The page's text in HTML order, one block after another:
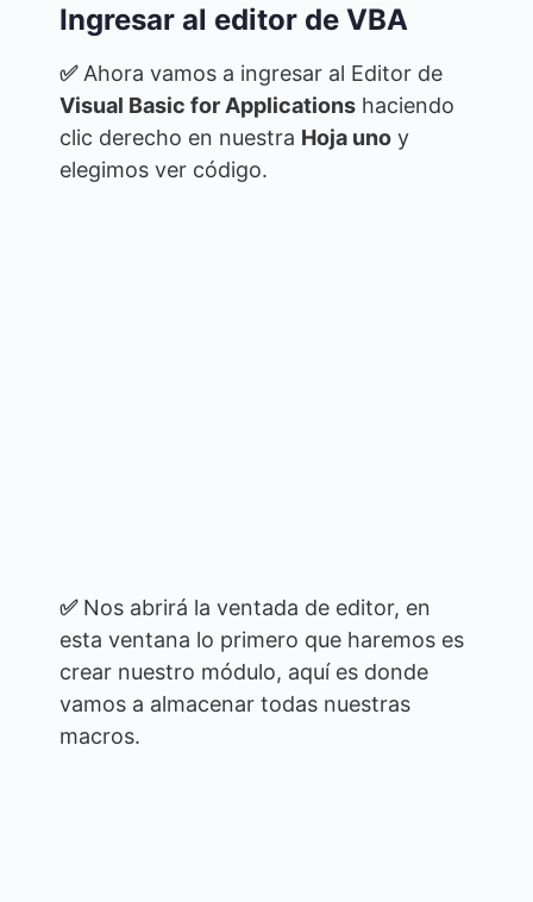
Ingresar al editor de VBA
✅Ahora vamos a ingresar al Editor de
Visual Basic for Applications haciendo
clic derecho en nuestra Hoja uno y
elegimos ver código.
✅Nos abrirá la ventada de editor, en
esta ventana lo primero que haremos es
crear nuestro módulo, aquí es donde
vamos a almacenar todas nuestras
macros.